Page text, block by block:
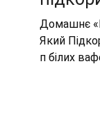
Домашнє
Який
п білих